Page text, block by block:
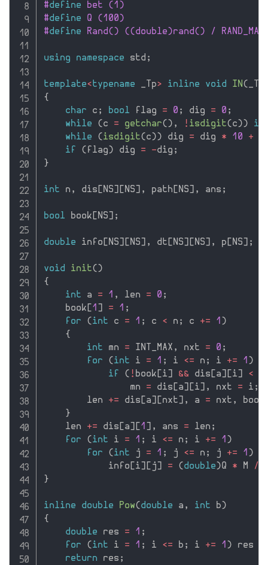
#define bet (1)
#define Q (100)
#define Rand() ((double)rand() /
using namespace std ;
template<typename _Tp> inline void IN (
{
char c ; bool flag = 0 ; dig = 0 ;
while
( c = getchar( ) , ! isdigit( c ) )
if
while
( isdigit( c ) ) dig = dig * 10 +
if
( flag ) dig = -dig ;
}
int n , dis NS NS , path NS , ans ;
bool book NS ;
double info NS NS , dt NS NS , p NS ;
void init( )
{
int a = 1 , len = 0 ;
    book
1 = 1 ;
for
( int c = 1 ; c < n ; c += 1 )
{
int mn = INT_MAX , nxt = 0 ;
for
( int i = 1 ; i <= n ; i += 1 )
if
( ! book i && dis a i <
                mn
= dis a i , nxt = i ;
        len
+= dis a nxt , a = nxt , book
}
    len
+= dis a 1 , ans = len ;
for
( int i = 1 ; i <= n ; i += 1 )
for
( int j = 1 ; j <= n ; j += 1 )
            info
i j = ( double )Q * M /
}
inline double Pow( double a , int b )
{
double res = 1 ;
for
( int i = 1 ; i <= b ; i += 1 ) res
return res ;